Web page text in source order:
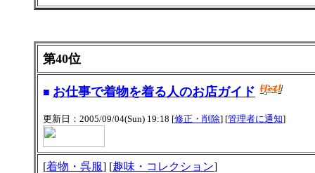
第40位
■ お仕事で着物を着る人のお店ガイド
更新日：2005/09/04(Sun) 19:18 [修正・削除] [管理者に通知]
[着物・呉服] [趣味・コレクション]